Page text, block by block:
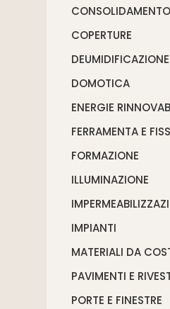
CONSOLIDAMENTO
COPERTURE
DEUMIDIFICAZIONE
DOMOTICA
ENERGIE
FERRAMENTA E
FORMAZIONE
ILLUMINAZIONE
IMPIANTI
MATERIALI DA
PAVIMENTI E
PORTE E FINESTRE